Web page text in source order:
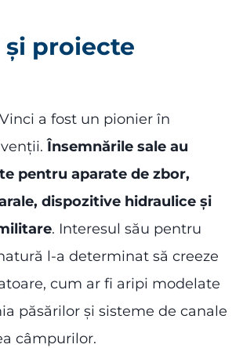
proiecte
a fost un pionier în
Însemnările sale au
pentru aparate de zbor,
dispozitive hidraulice și
. Interesul său pentru
l-a determinat să creeze
cum ar fi aripi modelate
păsărilor și sisteme de canale
câmpurilor.